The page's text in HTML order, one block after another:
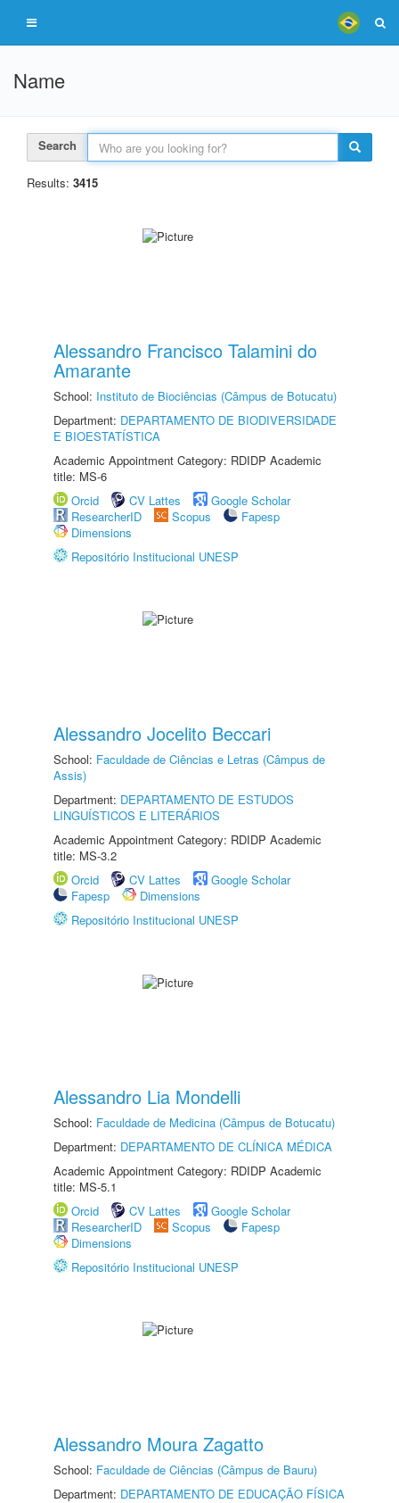
Name
Search
Results: 3415
Alessandro Francisco Talamini do
Amarante
School: Instituto de Biociências (Câmpus de Botucatu)
Department: DEPARTAMENTO DE BIODIVERSIDADE
E BIOESTATÍSTICA
Academic Appointment Category: RDIDP Academic
title: MS-6
Orcid
CV Lattes
Google Scholar
ResearcherID
Scopus
Fapesp
Dimensions
Repositório Institucional UNESP
Alessandro Jocelito Beccari
School: Faculdade de Ciências e Letras (Câmpus de
Assis)
Department: DEPARTAMENTO DE ESTUDOS
LINGUÍSTICOS E LITERÁRIOS
Academic Appointment Category: RDIDP Academic
title: MS-3.2
Orcid
CV Lattes
Google Scholar
Fapesp
Dimensions
Repositório Institucional UNESP
Alessandro Lia Mondelli
School: Faculdade de Medicina (Câmpus de Botucatu)
Department: DEPARTAMENTO DE CLÍNICA MÉDICA
Academic Appointment Category: RDIDP Academic
title: MS-5.1
Orcid
CV Lattes
Google Scholar
ResearcherID
Scopus
Fapesp
Dimensions
Repositório Institucional UNESP
Alessandro Moura Zagatto
School: Faculdade de Ciências (Câmpus de Bauru)
Department: DEPARTAMENTO DE EDUCAÇÃO FÍSICA